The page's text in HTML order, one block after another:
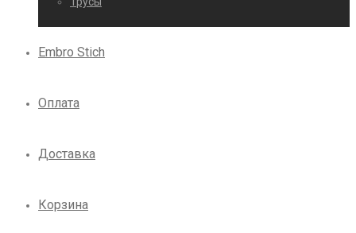
Embro Stich
Оплата
Доставка
Корзина